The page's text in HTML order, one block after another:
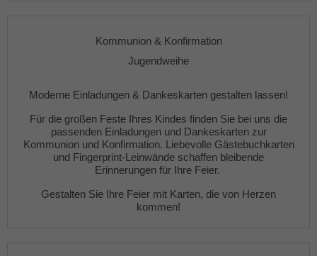
Kommunion & Konfirmation
Jugendweihe
Moderne Einladungen & Dankeskarten gestalten lassen!
Für die großen Feste Ihres Kindes finden Sie bei uns die
passenden Einladungenund Dankeskartenzur
Kommunion und Konfirmation. Liebevolle Gästebuchkarten
und Fingerprint-Leinwände schaffen bleibende
Erinnerungen für Ihre Feier.
Gestalten Sie Ihre Feier mit Karten, die von Herzen
kommen!